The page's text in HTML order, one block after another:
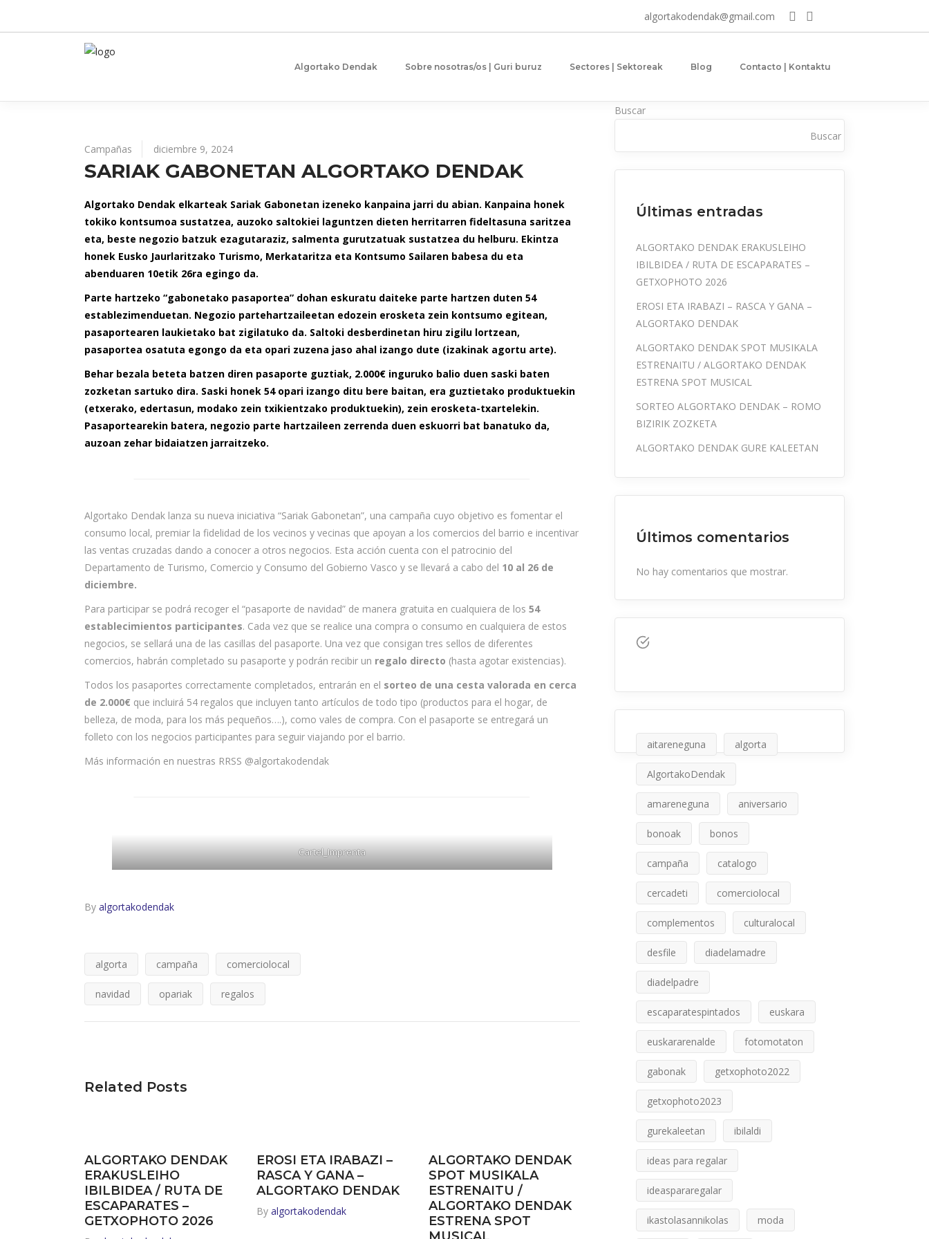
algortakodendak@gmail.com
Algortako Dendak Sobre nosotras/os | Guri buruz Sectores | Sektoreak Blog Contacto | Kontaktu
Campañas diciembre 9, 2024
SARIAK GABONETAN ALGORTAKO DENDAK
Algortako Dendak elkarteak Sariak Gabonetan izeneko kanpaina jarri du abian. Kanpaina honek
tokiko kontsumoa sustatzea, auzoko saltokiei laguntzen dieten herritarren fideltasuna saritzea
eta, beste negozio batzuk ezagutaraziz, salmenta gurutzatuak sustatzea du helburu. Ekintza
honek Eusko Jaurlaritzako Turismo, Merkataritza eta Kontsumo Sailaren babesa du eta
abenduaren 10etik 26ra egingo da.
Parte hartzeko “gabonetako pasaportea” dohan eskuratu daiteke parte hartzen duten 54
establezimenduetan. Negozio partehartzaileetan edozein erosketa zein kontsumo egitean,
pasaportearen laukietako bat zigilatuko da. Saltoki desberdinetan hiru zigilu lortzean,
pasaportea osatuta egongo da eta opari zuzena jaso ahal izango dute (izakinak agortu arte).
Behar bezala beteta batzen diren pasaporte guztiak, 2.000€ inguruko balio duen saski baten
zozketan sartuko dira. Saski honek 54 opari izango ditu bere baitan, era guztietako produktuekin
(etxerako, edertasun, modako zein txikientzako produktuekin), zein erosketa-txartelekin.
Pasaportearekin batera, negozio parte hartzaileen zerrenda duen eskuorri bat banatuko da,
auzoan zehar bidaiatzen jarraitzeko.
Algortako Dendak lanza su nueva iniciativa “Sariak Gabonetan”, una campaña cuyo objetivo es fomentar el
consumo local, premiar la fidelidad de los vecinos y vecinas que apoyan a los comercios del barrio e incentivar
las ventas cruzadas dando a conocer a otros negocios. Esta acción cuenta con el patrocinio del
Departamento de Turismo, Comercio y Consumo del Gobierno Vasco y se llevará a cabo del 10 al 26 de
diciembre.
Para participar se podrá recoger el “pasaporte de navidad” de manera gratuita en cualquiera de los 54
establecimientos participantes. Cada vez que se realice una compra o consumo en cualquiera de estos
negocios, se sellará una de las casillas del pasaporte. Una vez que consigan tres sellos de diferentes
comercios, habrán completado su pasaporte y podrán recibir un regalo directo (hasta agotar existencias).
Todos los pasaportes correctamente completados, entrarán en el sorteo de una cesta valorada en cerca
de 2.000€ que incluirá 54 regalos que incluyen tanto artículos de todo tipo (productos para el hogar, de
belleza, de moda, para los más pequeños….), como vales de compra. Con el pasaporte se entregará un
folleto con los negocios participantes para seguir viajando por el barrio.
Más información en nuestras RRSS @algortakodendak
Cartel_Imprenta
By algortakodendak
algorta campaña comerciolocal
navidad opariak regalos
Related Posts
ALGORTAKO DENDAK
ERAKUSLEIHO
IBILBIDEA / RUTA DE
ESCAPARATES –
GETXOPHOTO 2026
EROSI ETA IRABAZI –
RASCA Y GANA –
ALGORTAKO DENDAK
By algortakodendak
ALGORTAKO DENDAK
SPOT MUSIKALA
ESTRENAITU /
ALGORTAKO DENDAK
ESTRENA SPOT
Buscar
Buscar
Últimas entradas
ALGORTAKO DENDAK ERAKUSLEIHO
IBILBIDEA / RUTA DE ESCAPARATES –
GETXOPHOTO 2026
EROSI ETA IRABAZI – RASCA Y GANA –
ALGORTAKO DENDAK
ALGORTAKO DENDAK SPOT MUSIKALA
ESTRENAITU / ALGORTAKO DENDAK
ESTRENA SPOT MUSICAL
SORTEO ALGORTAKO DENDAK – ROMO
BIZIRIK ZOZKETA
ALGORTAKO DENDAK GURE KALEETAN
Últimos comentarios
No hay comentarios que mostrar.
aitareneguna algorta
AlgortakoDendak
amareneguna aniversario
bonoak bonos
campaña catalogo
cercadeti comerciolocal
complementos culturalocal
desfile diadelamadre
diadelpadre
escaparatespintados euskara
euskararenalde fotomotaton
gabonak getxophoto2022
getxophoto2023
gurekaleetan ibilaldi
ideas para regalar
ideaspararegalar
ikastolasannikolas moda